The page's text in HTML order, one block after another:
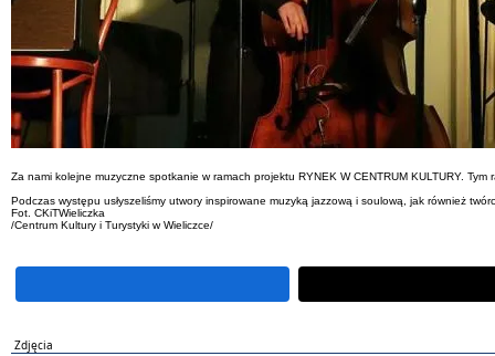
Za nami kolejne muzyczne spotkanie w ramach projektu RYNEK W CENTRUM KULTURY.
Podczas występu usłyszeliśmy utwory inspirowane muzyką jazzową i soulową, jak również
Fot. CKiTWieliczka
/Centrum Kultury i Turystyki w Wieliczce/
Zdjęcia